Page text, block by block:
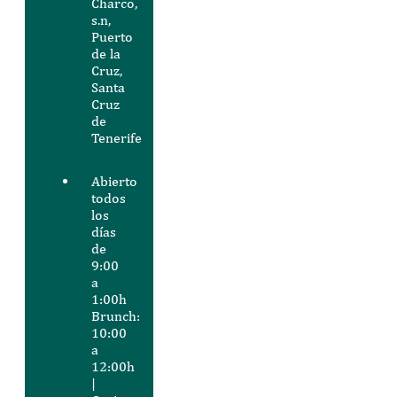
s.n,
Puerto
de la
Cruz,
Santa
Cruz
de
Tenerife
Abierto
todos
los
días
de
9:00
a
1:00h
Brunch:
10:00
a
12:00h
|